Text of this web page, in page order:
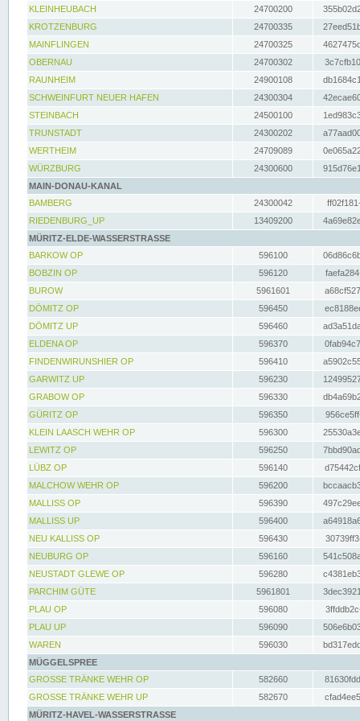
KLEINHEUBACH 24700200
KROTZENBURG
24700335
MAINFLINGEN
24700325
OBERNAU
24700302
RAUNHEIM
24900108
SCHWEINFURT NEUER HAFEN
24300304
STEINBACH
24500100
TRUNSTADT
24300202
WERTHEIM
24709089
WÜRZBURG
24300600
MAIN-DONAU-KANAL
BAMBERG
24300042
RIEDENBURG_UP
13409200
MÜRITZ-ELDE-WASSERSTRASSE
BARKOW OP
596100
BOBZIN OP
596120
BUROW
5961601
DÖMITZ OP
596450
DÖMITZ UP
596460
ELDENA OP
596370
FINDENWIRUNSHIER OP
596410
GARWITZ UP
596230
GRABOW OP
596330
GÜRITZ OP
596350
KLEIN LAASCH WEHR OP
596300
LEWITZ OP
596250
LÜBZ OP
596140
MALCHOW WEHR OP
596200
MALLISS OP
596390
MALLISS UP
596400
NEU KALLISS OP
596430
NEUBURG OP
596160
NEUSTADT GLEWE OP
596280
PARCHIM GÜTE
5961801
PLAU OP
596080
PLAU UP
596090
WAREN
596030
MÜGGELSPREE
GROSSE TRÄNKE WEHR OP
582660
GROSSE TRÄNKE WEHR UP
582670
MÜRITZ-HAVEL-WASSERSTRASSE